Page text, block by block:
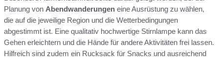
Planung von Abendwanderungen eine Ausrüstung zu wählen,
die auf die jeweilige Region und die Wetterbedingungen
abgestimmt ist. Eine qualitativ hochwertige Stirnlampe kann das
Gehen erleichtern und die Hände für andere Aktivitäten frei lassen.
Hilfreich sind zudem ein Rucksack für Snacks und ausreichend